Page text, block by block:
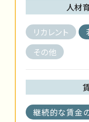
人材
リカレント
その他
継続的な賃金